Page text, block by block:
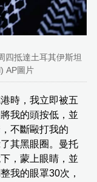
四抵達土耳其伊斯坦
AP圖片
時，我立即被五
我的頭按低，並
不斷毆打我的
其黑眼圈。曼托
，蒙上眼睛，並
我的眼罩30次，